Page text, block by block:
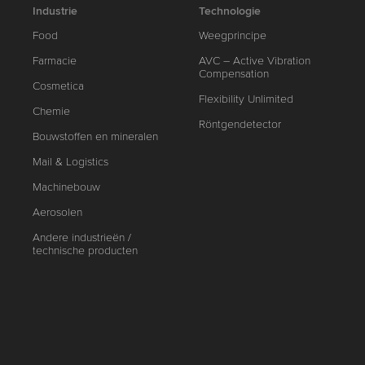
Industrie
Food
Farmacie
Cosmetica
Chemie
Bouwstoffen en mineralen
Mail & Logistics
Machinebouw
Aerosolen
Andere industrieën /
technische producten
Technologie
Weegprincipe
AVC – Active Vibration
Compensation
Flexibility Unlimited
Röntgendetector